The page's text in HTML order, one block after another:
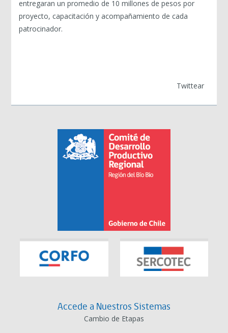
entregaran un promedio de 10 millones de pesos por
proyecto, capacitación y acompañamiento de cada
patrocinador.
Twittear
Accede a Nuestros Sistemas
Cambio de Etapas